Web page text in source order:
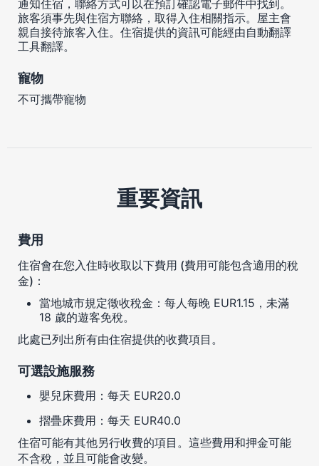
通知住宿，聯絡方式可以在預訂確認電子郵件中找到。
旅客須事先與住宿方聯絡，取得入住相關指示。屋主會
親自接待旅客入住。住宿提供的資訊可能經由自動翻譯
工具翻譯。
寵物
不可攜帶寵物
重要資訊
費用
住宿會在您入住時收取以下費用 (費用可能包含適用的稅
金)：
當地城市規定徵收稅金：每人每晚 EUR1.15，未滿
18 歲的遊客免稅。
此處已列出所有由住宿提供的收費項目。
可選設施服務
嬰兒床費用：每天 EUR20.0
摺疊床費用：每天 EUR40.0
住宿可能有其他另行收費的項目。這些費用和押金可能
不含稅，並且可能會改變。